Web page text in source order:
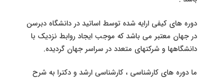
دوره های کیفی ارایه شده توسط اساتید در دانشگاه دبرسن
در جهان معتبر می باشد که موجب ایجاد روابط نزدیک با
دانشگاهها و شرکتهای متعدد در سراسر جهان گردیده.
ما دوره های کارشناسی ، کارشناسی ارشد و دکترا به شرح